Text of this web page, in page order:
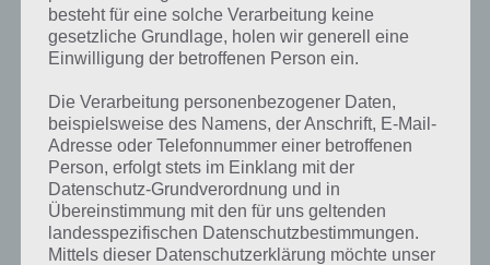
die humanistische. Ein häufige Redensart ist beispielsweise ein Mann
von Bildung, wenn jemand gebildet ist.
beispielsweise die Bildung von Sätzen, also im Sinne von Erschaffen
und Erzeugen. Gleiches gilt auch für sichbilden bei den Knospen oder
Seen, die sich bilden können. In die gleiche Richtung geht auch die
Bildung von Wolken als Form.
Doch am häufigsten wird Bildung mit der Schule assoziert. Dabei gilt
es Bildung zu vermitteln, was als von der Gesellschaft als
besteht für eine solche Verarbeitung keine
gesetzliche Grundlage, holen wir generell eine
Einwilligung der betroffenen Person ein.
Die Verarbeitung personenbezogener Daten,
beispielsweise des Namens, der Anschrift, E-Mail-
Adresse oder Telefonnummer einer betroffenen
Person, erfolgt stets im Einklang mit der
Datenschutz-Grundverordnung und in
Übereinstimmung mit den für uns geltenden
landesspezifischen Datenschutzbestimmungen.
Mittels dieser Datenschutzerklärung möchte unser